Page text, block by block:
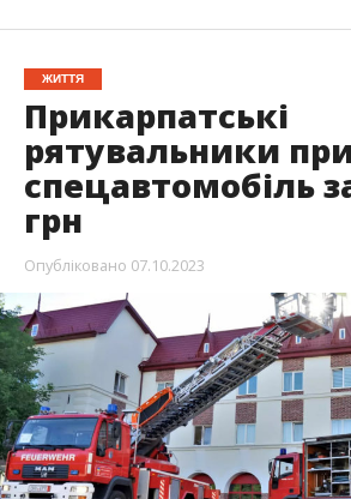
ЖИТТЯ
Прикарпатські
рятувальники
спецавтомобіль
грн
Опубліковано 07.10.2023